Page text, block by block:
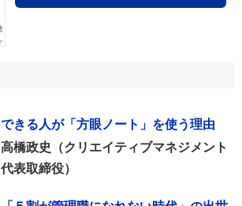
できる人が「方眼ノート」を使う理由
高橋政史（クリエイティブマネジメント
代表取締役）